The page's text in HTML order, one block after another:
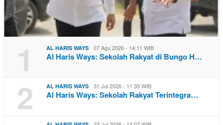
1 AL HARIS WAYS 07 Agu 2026 - 14:11 WIB
Al Haris Ways: Sekolah Rakyat di Bungo H…
2 AL HARIS WAYS 31 Jul 2026 - 11:35 WIB
Al Haris Ways: Sekolah Rakyat Terintegra…